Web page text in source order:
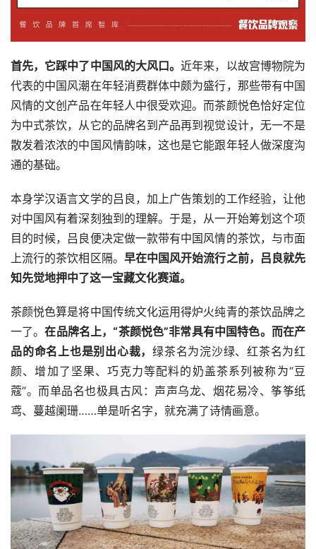
首先，它踩中了中国风的大风口。近年来，以故宫博物院为
代表的中国风潮在年轻消费群体中颇为盛行，那些带有中国
风情的文创产品在年轻人中很受欢迎。而茶颜悦色恰好定位
为中式茶饮，从它的品牌名到产品再到视觉设计，无一不是
散发着浓浓的中国风情韵味，这也是它能跟年轻人做深度沟
通的基础。
本身学汉语言文学的吕良，加上广告策划的工作经验，让他
对中国风有着深刻独到的理解。于是，从一开始筹划这个项
目的时候，吕良便决定做一款带有中国风情的茶饮，与市面
上流行的茶饮相区隔。 早在中国风开始流行之前， 吕良就先
知先觉地押中了这一宝藏文化赛道。
茶颜悦色算是将中国传统文化运用得炉火纯青的茶饮品牌之
一了。在品牌名上，“茶颜悦色”非常具有中国特色。而在产
品的命名上也是别出心裁， 绿茶名为浣沙绿、红茶名为红
颜、增加了坚果、巧克力等配料的奶盖茶系列被称为“豆
蔻”。而单品名也极具古风：声声乌龙、烟花易冷、筝筝纸
鸢、蔓越阑珊……单是听名字，就充满了诗情画意。